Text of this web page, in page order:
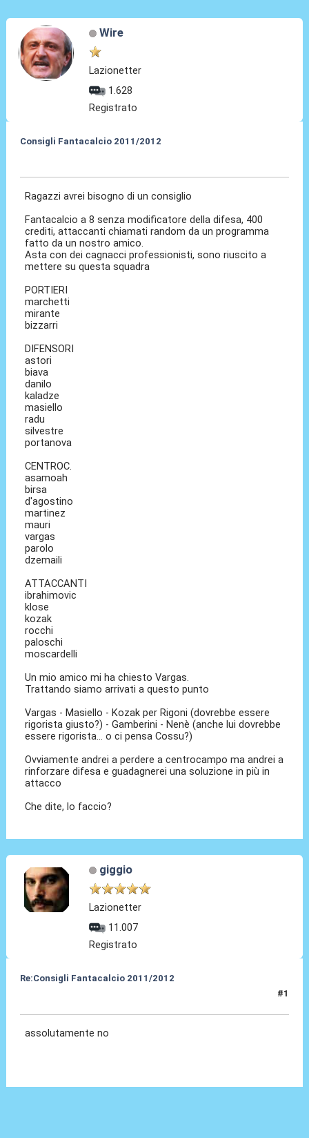
Wire
Lazionetter
1.628
Registrato
Consigli Fantacalcio 2011/2012
Ragazzi avrei bisogno di un consiglio
Fantacalcio a 8 senza modificatore della difesa, 400
crediti, attaccanti chiamati random da un programma
fatto da un nostro amico.
Asta con dei cagnacci professionisti, sono riuscito a
mettere su questa squadra
PORTIERI
marchetti
mirante
bizzarri
DIFENSORI
astori
biava
danilo
kaladze
masiello
radu
silvestre
portanova
CENTROC.
asamoah
birsa
d'agostino
martinez
mauri
vargas
parolo
dzemaili
ATTACCANTI
ibrahimovic
klose
kozak
rocchi
paloschi
moscardelli
Un mio amico mi ha chiesto Vargas.
Trattando siamo arrivati a questo punto
Vargas - Masiello - Kozak per Rigoni (dovrebbe essere
rigorista giusto?) - Gamberini - Nenè (anche lui dovrebbe
essere rigorista... o ci pensa Cossu?)
Ovviamente andrei a perdere a centrocampo ma andrei a
rinforzare difesa e guadagnerei una soluzione in più in
attacco
Che dite, lo faccio?
giggio
Lazionetter
11.007
Registrato
Re:Consigli Fantacalcio 2011/2012
#1
assolutamente no